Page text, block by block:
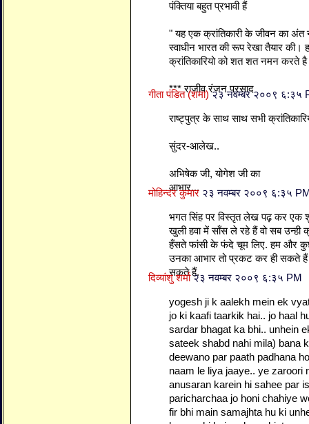
पंक्तिया बहुत प्रभावी हैं
" यह एक क्रांतिकारी के जीवन का
स्वाधीन भारत की रूप रेखा तैयार
क्रांतिकारियो को शत शत नमन करते
*** राजीव रंजन प्रसाद
गीता पंडित (शमा) २३ नवम्बर २००९ ६:३५
राष्ट्पुत्र के साथ साथ सभी
सुंदर-आलेख..
अभिषेक जी, योगेश जी का
आभार...
मोहिन्दर कुमार २३ नवम्बर २००९ ६:३५
भगत सिंह पर विस्तृत लेख पढ़ कर
खुली हवा में साँस ले रहे हैं वो सब उन्ही
हँसते फांसी के फंदे चूम लिए. हम और
उनका आभार तो प्रकट कर ही सकते
सकते हैं.
दिव्यांशु शर्मा २३ नवम्बर २००९ ६:३५ PM
yogesh ji k aalekh mein ek
jo ki kaafi taarkik hai.. jo haal
sardar bhagat ka bhi.. unhein
sateek shabd nahi mila) bana
deewano par paath padhana
naam le liya jaaye.. ye zaroori
anusaran karein hi sahee par
paricharchaa jo honi chahiye
fir bhi main samajhta hu ki